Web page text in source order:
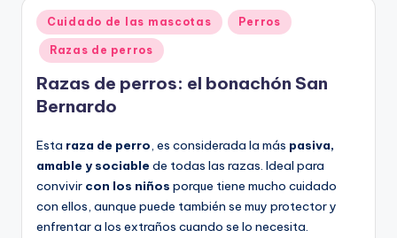
Publicado
en
Cuidado de las mascotas Perros
Razas de perros
Razas de perros: el bonachón San
Bernardo
Esta raza de perro, es considerada la más pasiva,
amable y sociable de todas las razas. Ideal para
convivir con los niños porque tiene mucho cuidado
con ellos, aunque puede también se muy protector y
enfrentar a los extraños cuando se lo necesita.